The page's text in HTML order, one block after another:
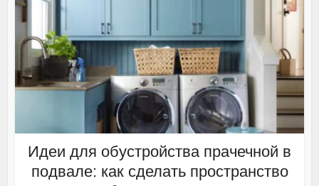
Идеи для обустройства прачечной в
подвале: как сделать пространство